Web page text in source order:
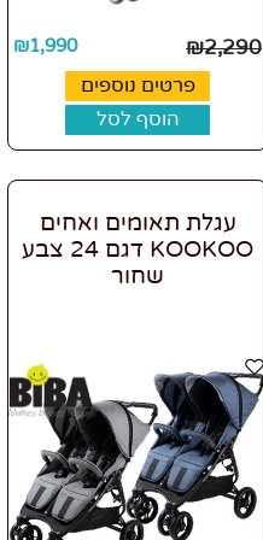
₪2,290
₪1,990
פרטים נוספים
הוסף לסל
עגלת תאומים ואחים
KOOKOO דגם 24 צבע
שחור